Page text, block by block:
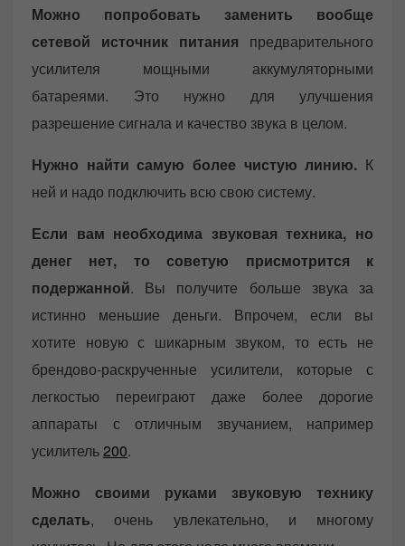
Можно попробовать заменить вообще
сетевой источник питания предварительного
усилителя мощными аккумуляторными
батареями. Это нужно для улучшения
разрешение сигнала и качество звука в целом.
Нужно найти самую более чистую линию. К
ней и надо подключить всю свою систему.
Если вам необходима звуковая техника, но
денег нет, то советую присмотрится к
подержанной. Вы получите больше звука за
истинно меньшие деньги. Впрочем, если вы
хотите новую с шикарным звуком, то есть не
брендово-раскрученные усилители, которые с
легкостью переиграют даже более дорогие
аппараты с отличным звучанием, например
усилитель200.
Можно своими руками звуковую технику
сделать, очень увлекательно, и многому